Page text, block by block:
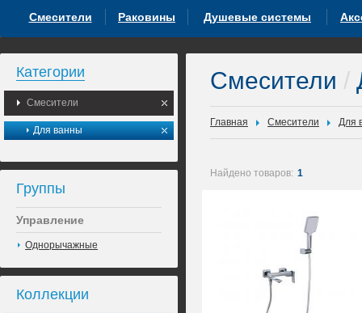
Смесители Раковины Душевые системы
Категории
Смесители
Для ванны
Группы
Управление
Однорычажные
Коллекции
Смесители /
Главная Смесители Для
Найдено товаров: 1